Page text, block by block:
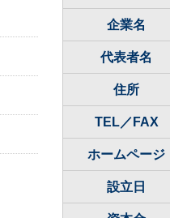
企業名
代表者名
住所
TEL／FAX
ホームページ
設立日